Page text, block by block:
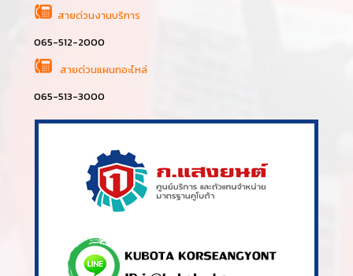
สายด่วนงานบริการ
065-512-2000
สายด่วนแผนกอะไหล่
065-513-3000